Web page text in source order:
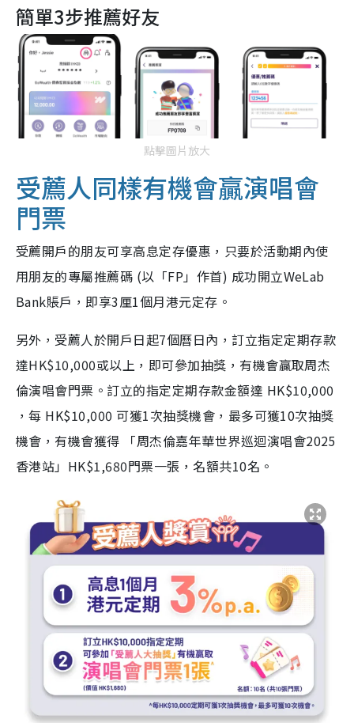
簡單3步推薦好友
點擊圖片放大
受薦人同樣有機會贏演唱會
門票
受薦開戶的朋友可享高息定存優惠，只要於活動期內使
用朋友的專屬推薦碼 (以「FP」作首) 成功開立WeLab
Bank賬戶，即享3厘1個月港元定存。
另外，受薦人於開戶日起7個曆日內，訂立指定定期存款
達HK$10,000或以上，即可參加抽獎，有機會贏取周杰
倫演唱會門票。訂立的指定定期存款金額達 HK$10,000
，每 HK$10,000 可獲1次抽獎機會，最多可獲10次抽獎
機會，有機會獲得 「周杰倫嘉年華世界巡迴演唱會2025
香港站」HK$1,680門票一張，名額共10名。